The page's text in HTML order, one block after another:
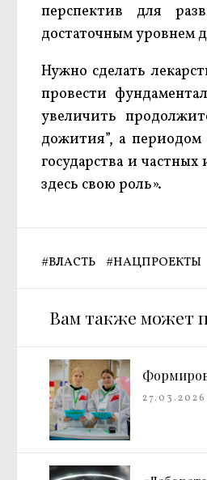
перспектив для
достаточным уровнем
Нужно сделать
провести
увеличить
дожития”, а
государства и
здесь свою роль».
#ВЛАСТЬ #НАЦПРОЕКТЫ
Вам также может
27.03.2026